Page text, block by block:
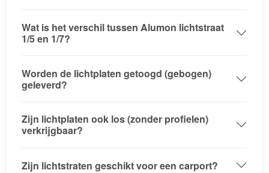
Wat is het verschil tussen Alumon lichtstraat
1/5 en 1/7?
Worden de lichtplaten getoogd (gebogen)
geleverd?
Zijn lichtplaten ook los (zonder profielen)
verkrijgbaar?
Zijn lichtstraten geschikt voor een carport?